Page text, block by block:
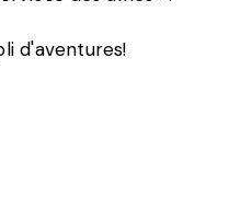
d'aventures!